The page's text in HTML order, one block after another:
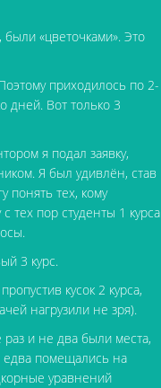
«цветочками». Это
приходилось по 2-
дней. Вот только 3
я подал заявку,
Я был удивлён, став
понять тех, кому
тех пор студенты 1 курса
3 курс.
кусок 2 курса,
нагрузили не зря).
и не два были места,
едва помещались на
уравнений